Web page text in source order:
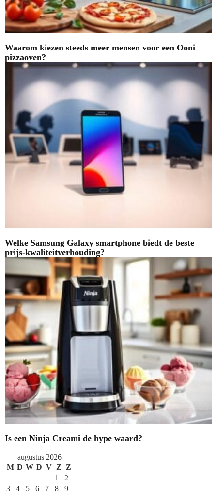
Waarom kiezen steeds meer mensen voor een Ooni
pizzaoven?
Welke Samsung Galaxy smartphone biedt de beste
prijs-kwaliteitverhouding?
Is een Ninja Creami de hype waard?
augustus 2026
M D W D V Z
Z
1
2
3
4 5 6 7 8
9